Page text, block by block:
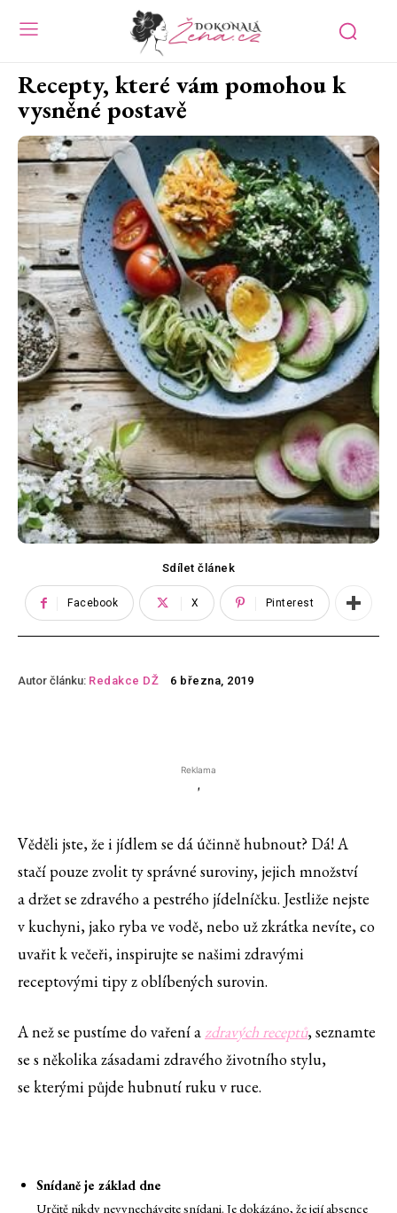
Recepty, které vám pomohou k
vysněné postavě
Sdílet článek
Facebook X Pinterest
Autor článku: Redakce DŽ 6 března, 2019
Reklama
'
Věděli jste, že i jídlem se dá účinně hubnout? Dá! A
stačí pouze zvolit ty správné suroviny, jejich množství
a držet se zdravého a pestrého jídelníčku. Jestliže nejste
v kuchyni, jako ryba ve vodě, nebo už zkrátka nevíte, co
uvařit k večeři, inspirujte se našimi zdravými
receptovými tipy z oblíbených surovin.
A než se pustíme do vaření azdravých receptů, seznamte
se s několika zásadami zdravého životního stylu,
se kterými půjde hubnutí ruku v ruce.
Snídaně je základ dne
Určitě nikdy nevynechávejte snídani. Je dokázáno, že její absence